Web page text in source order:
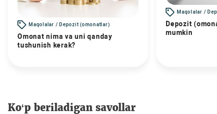
Maqolalar / Depozit (omonatlar)
Omonat nima va uni qanday
tushunish kerak?
Maqolalar /
Depozit
mumkin
Ko‘p beriladigan savollar